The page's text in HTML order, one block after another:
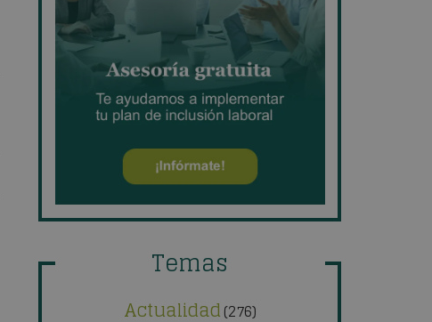
Temas
Actualidad(276)